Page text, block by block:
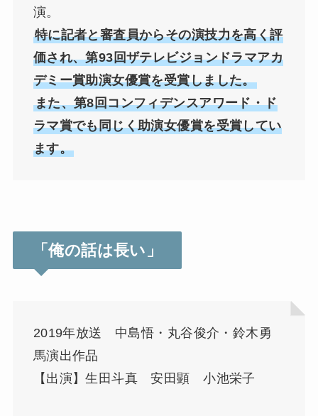
演。
特に記者と審査員からその演技力を高く評
価され、第93回ザテレビジョンドラマアカ
デミー賞助演女優賞を受賞しました。
また、第8回コンフィデンスアワード・ド
ラマ賞でも同じく助演女優賞を受賞してい
ます。
「俺の話は長い」
2019年放送 中島悟・丸谷俊介・鈴木勇
馬演出作品
【出演】生田斗真 安田顕 小池栄子